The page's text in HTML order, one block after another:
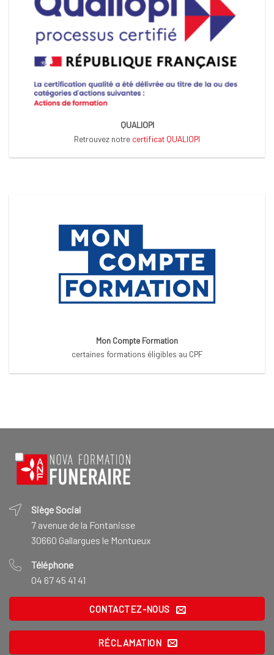
QUALIOPI
Retrouvez notre certificat QUALIOPI
Mon Compte Formation
certaines formations éligibles au CPF
Siège Social
7 avenue de la Fontanisse
30660 Gallargues le Montueux
Téléphone
04 67 45 41 41
CONTACTEZ-NOUS
RÉCLAMATION